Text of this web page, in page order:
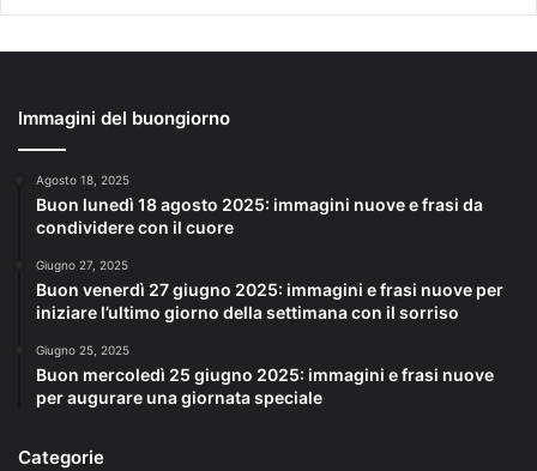
Immagini del buongiorno
Agosto 18, 2025
Buon lunedì 18 agosto 2025: immagini nuove e frasi da
condividere con il cuore
Giugno 27, 2025
Buon venerdì 27 giugno 2025: immagini e frasi nuove per
iniziare l’ultimo giorno della settimana con il sorriso
Giugno 25, 2025
Buon mercoledì 25 giugno 2025: immagini e frasi nuove
per augurare una giornata speciale
Categorie